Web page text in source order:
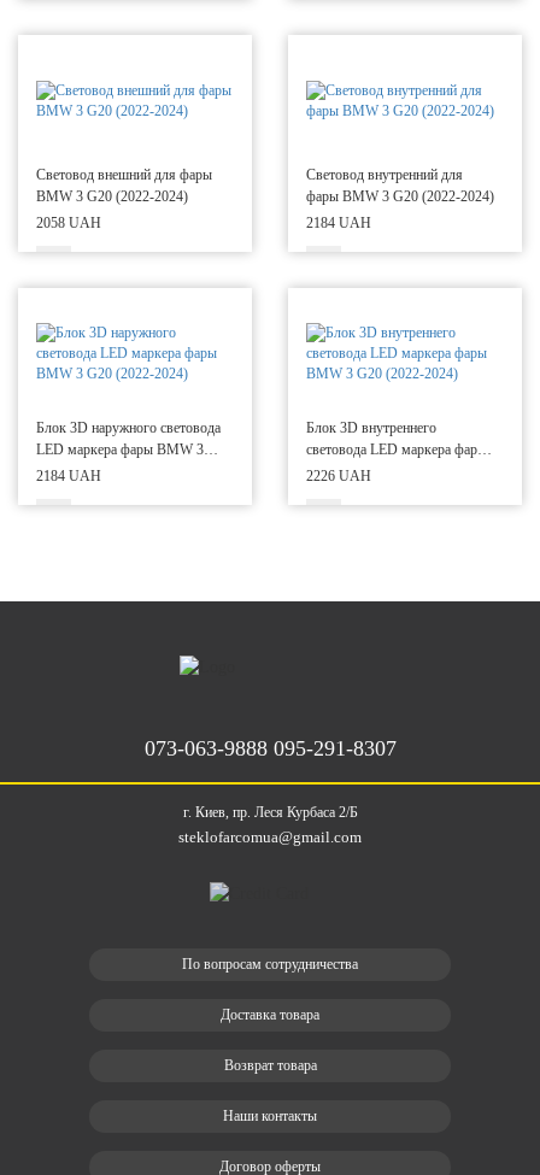
Световод внешний для фары
BMW 3 G20 (2022-2024)
2058 UAH
Световод внутренний для
фары BMW 3 G20 (2022-2024)
2184 UAH
Блок 3D наружного световода
LED маркера фары BMW 3
G20 (2022-2024)
2184 UAH
Блок 3D внутреннего
световода LED маркера фары
BMW 3 G20 (2022-2024)
2226 UAH
073-063-9888 095-291-8307
г. Киев, пр. Леся Курбаса 2/Б
steklofarcomua@gmail.com
По вопросам сотрудничества
Доставка товара
Возврат товара
Наши контакты
Договор оферты